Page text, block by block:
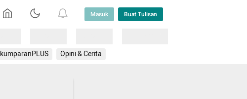
Masuk Buat Tulisan
kumparanPLUS Opini & Cerita